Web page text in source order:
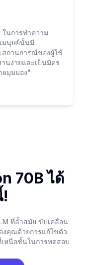
นการทำความ
มนุษย์นั้นมี
สถานการณ์ของผู้ใช้
นง่ายและเป็นมิตร
มุมมอง"
70B ได้
ที่ล้ำสมัย ขับเคลื่อน
งคุณด้วยการแก้ไขตัว
หนือชั้นในการทดสอบ